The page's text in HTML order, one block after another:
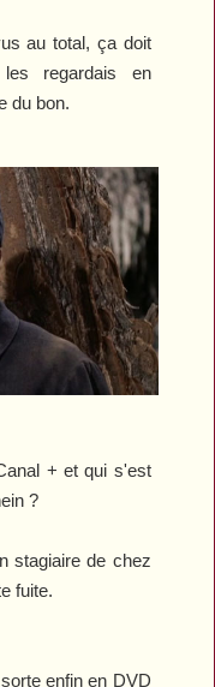
au total, ça doit
regardais en
du bon.
+ et qui s'est
?
stagiaire de chez
fuite.
sorte enfin en DVD